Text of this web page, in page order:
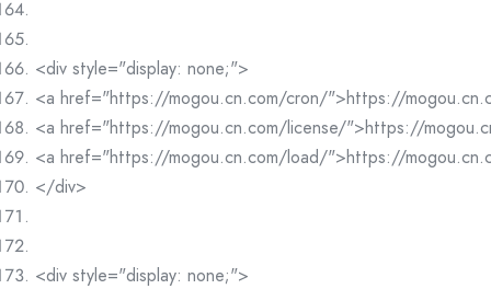
<div style="display: none;">
<a href="https://mogou.cn.com/cron/">https://
<a href="https://mogou.cn.com/license/">https://
<a href="https://mogou.cn.com/load/">https://
</div>
<div style="display: none;">